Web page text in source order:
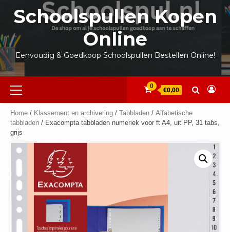
inhoud
Schoolspullen Kopen
Online
Eenvoudig & Goedkoop Schoolspullen Bestellen Online!
Primair
menu
0
€0,00
Home / Klassement en archivering / Tabbladen / Alfabetische
tabbladen / Exacompta tabbladen numeriek voor ft A4, uit PP, 31 tabs,
grijs